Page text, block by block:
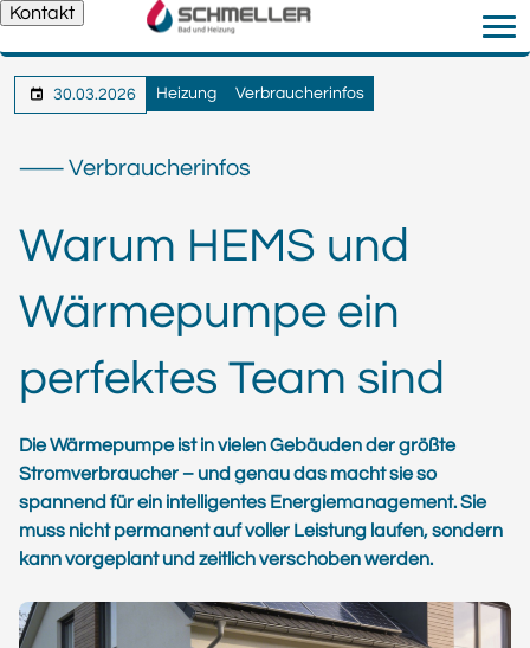
Kontakt
30.03.2026 Heizung Verbraucherinfos
⸺ Verbraucherinfos
Warum HEMS und
Wärmepumpe ein
perfektes Team sind
Die Wärmepumpe ist in vielen Gebäuden der größte
Stromverbraucher – und genau das macht sie so
spannend für ein intelligentes Energiemanagement. Sie
muss nicht permanent auf voller Leistung laufen, sondern
kann vorgeplant und zeitlich verschoben werden.